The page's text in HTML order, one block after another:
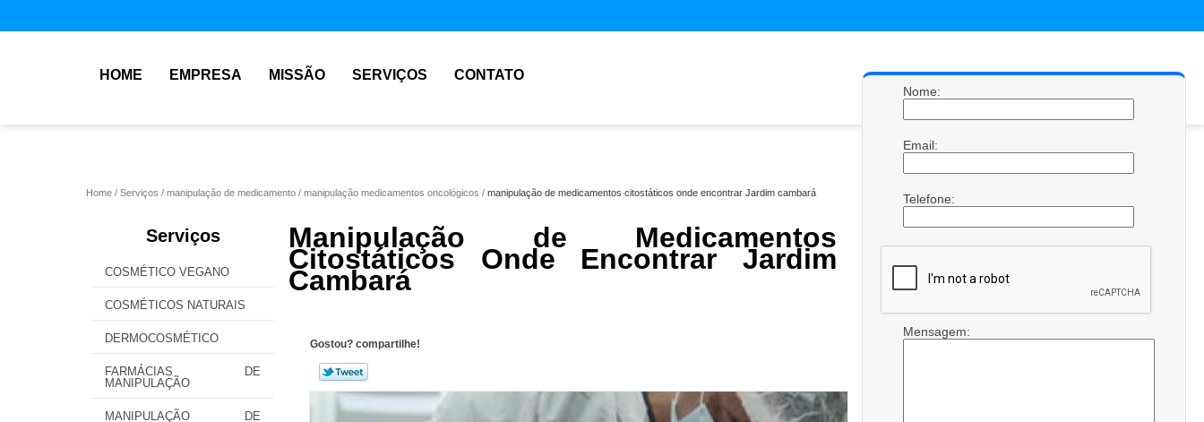
HOME EMPRESA MISSÃO SERVIÇOS CONTATO
Home Serviços manipulação de medicamento manipulação medicamentos oncológicos manipulação de medicamentos citostáticos onde encontrar Jardim cambará
Serviços
COSMÉTICO VEGANO
COSMÉTICOS NATURAIS
DERMOCOSMÉTICO
FARMÁCIAS DE
MANIPULAÇÃO
MANIPULAÇÃO DE
Manipulação de Medicamentos
Citostáticos Onde Encontrar Jardim
Cambará
Gostou? compartilhe!
Nome:
Email:
Telefone:
Mensagem: